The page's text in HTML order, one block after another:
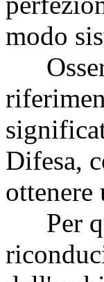
modo
Difesa,
ottenere
Per